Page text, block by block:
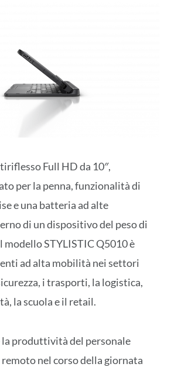
Full HD da 10″,
per la penna, funzionalità di
e una batteria ad alte
di un dispositivo del peso di
modello STYLISTIC Q5010 è
ad alta mobilità nei settori
i trasporti, la logistica,
la scuola e il retail.
la produttività del personale
nel corso della giornata